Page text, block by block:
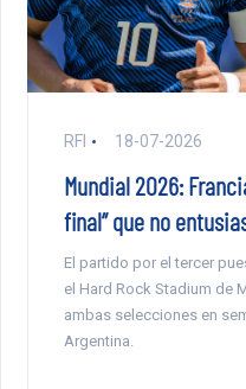
RFI 18-07-2026
Mundial 2026:
final” que no
El partido por el tercer
el Hard Rock Stadium de
ambas selecciones en
Argentina.